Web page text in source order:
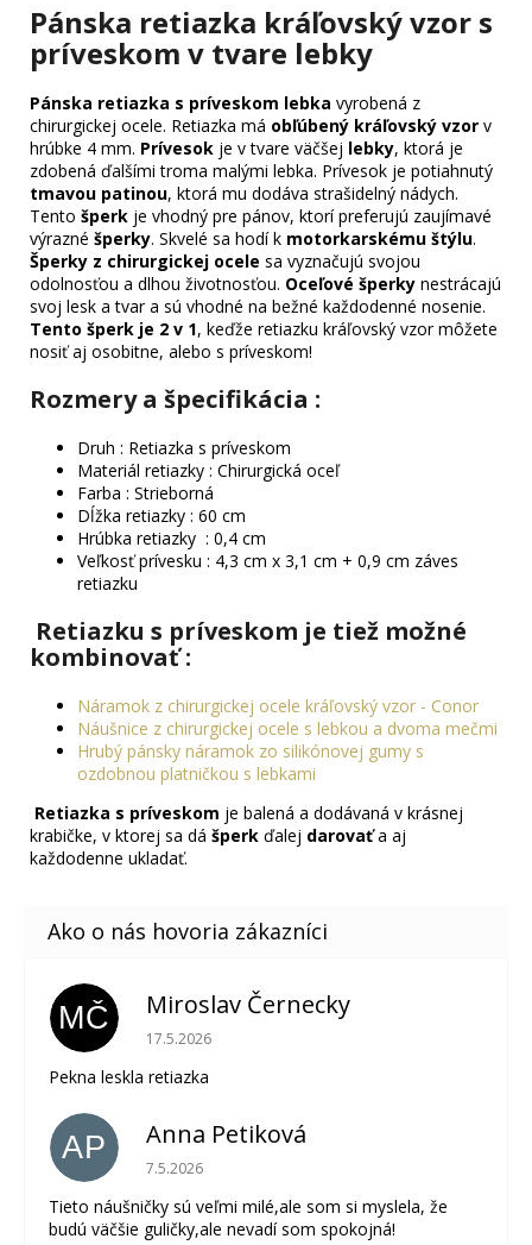
Pánska retiazka kráľovský vzor s
príveskom v tvare lebky
Pánska retiazka s príveskom lebka vyrobená z
chirurgickej ocele. Retiazka má obľúbený kráľovský vzor v
hrúbke 4 mm. Prívesok je v tvare väčšej lebky, ktorá je
zdobená ďalšími troma malými lebka. Prívesok je potiahnutý
tmavou patinou, ktorá mu dodáva strašidelný nádych.
Tento šperk je vhodný pre pánov, ktorí preferujú zaujímavé
výrazné šperky. Skvelé sa hodí k motorkarskému štýlu.
Šperky z chirurgickej ocele sa vyznačujú svojou
odolnosťou a dlhou životnosťou. Oceľové šperky nestrácajú
svoj lesk a tvar a sú vhodné na bežné každodenné nosenie.
Tento šperk je 2 v 1, keďže retiazku kráľovský vzor môžete
nosiť aj osobitne, alebo s príveskom!
Rozmery a špecifikácia :
Druh : Retiazka s príveskom
Materiál retiazky : Chirurgická oceľ
Farba : Strieborná
Dĺžka retiazky : 60 cm
Hrúbka retiazky : 0,4 cm
Veľkosť prívesku : 4,3 cm x 3,1 cm + 0,9 cm záves
retiazku
Retiazku s príveskom je tiež možné
kombinovať :
Náramok z chirurgickej ocele kráľovský vzor - Conor
Náušnice z chirurgickej ocele s lebkou a dvoma mečmi
Hrubý pánsky náramok zo silikónovej gumy s
ozdobnou platničkou s lebkami
Retiazka s príveskom je balená a dodávaná v krásnej
krabičke, v ktorej sa dá šperk ďalej darovaťa aj
každodenne ukladať.
MČ Miroslav Černecky
Hodnotenie obchodu je 5 z 5 hviezdičiek.
17.5.2026
Pekna leskla retiazka
AP Anna Petiková
Hodnotenie obchodu je 5 z 5 hviezdičiek.
7.5.2026
Tieto náušničky sú veľmi milé,ale som si myslela, že
budú väčšie guličky,ale nevadí som spokojná!